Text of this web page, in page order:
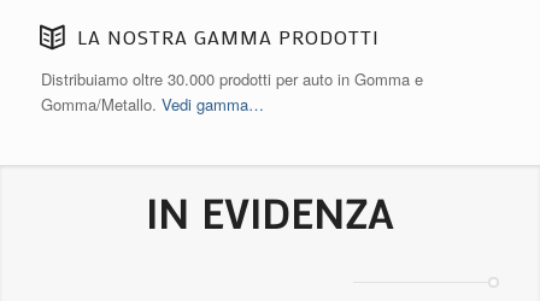
LA NOSTRA GAMMA PRODOTTI
Distribuiamo oltre 30.000 prodotti per auto in Gomma e
Gomma/Metallo. Vedi gamma…
IN EVIDENZA